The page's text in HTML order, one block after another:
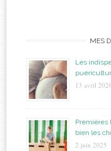
MES
Les
13 avril 2026
Premières
bien les
2 juin 2025